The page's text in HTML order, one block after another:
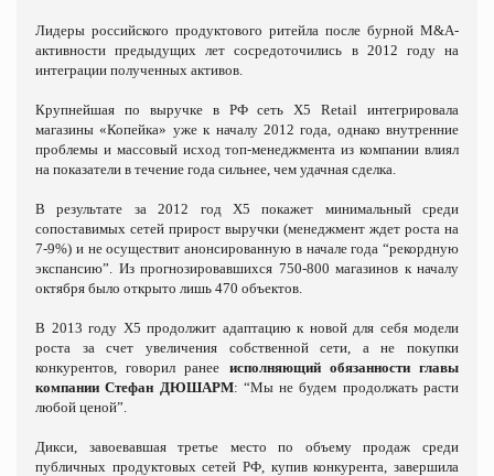
Лидеры российского продуктового ритейла после бурной M&A-
активности предыдущих лет сосредоточились в 2012 году на
интеграции полученных активов.
Крупнейшая по выручке в РФ сеть X5 Retail интегрировала
магазины «Копейка» уже к началу 2012 года, однако внутренние
проблемы и массовый исход топ-менеджмента из компании влиял
на показатели в течение года сильнее, чем удачная сделка.
В результате за 2012 год Х5 покажет минимальный среди
сопоставимых сетей прирост выручки (менеджмент ждет роста на
7-9%) и не осуществит анонсированную в начале года “рекордную
экспансию”. Из прогнозировавшихся 750-800 магазинов к началу
октября было открыто лишь 470 объектов.
В 2013 году Х5 продолжит адаптацию к новой для себя модели
роста за счет увеличения собственной сети, а не покупки
конкурентов, говорил ранее исполняющий обязанности главы
компании Стефан ДЮШАРМ: “Мы не будем продолжать расти
любой ценой”.
Дикси, завоевавшая третье место по объему продаж среди
публичных продуктовых сетей РФ, купив конкурента, завершила